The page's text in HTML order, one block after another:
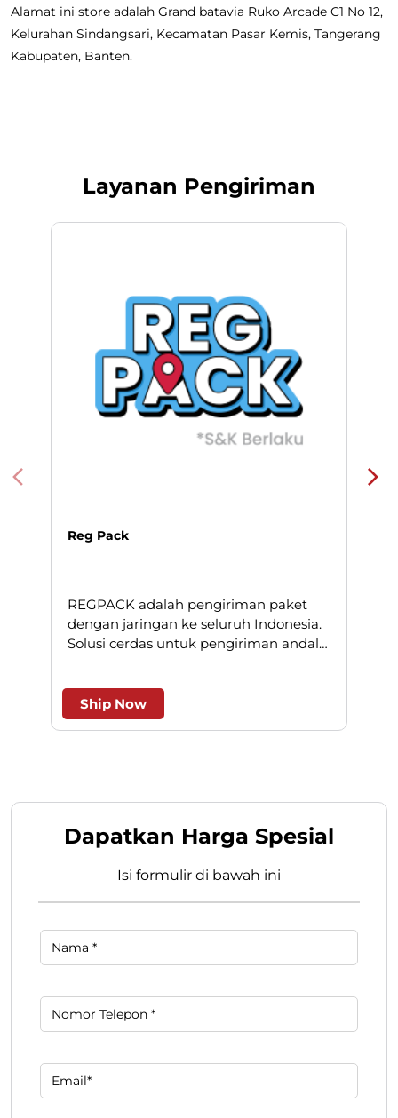
Alamat ini store adalah Grand batavia Ruko Arcade C1 No 12,
Kelurahan Sindangsari, Kecamatan Pasar Kemis, Tangerang
Kabupaten, Banten.
Layanan Pengiriman
Reg Pack
REGPACK adalah pengiriman paket
dengan jaringan ke seluruh Indonesia.
Solusi cerdas untuk pengiriman andal
Ship Now
Dapatkan Harga Spesial
Isi formulir di bawah ini